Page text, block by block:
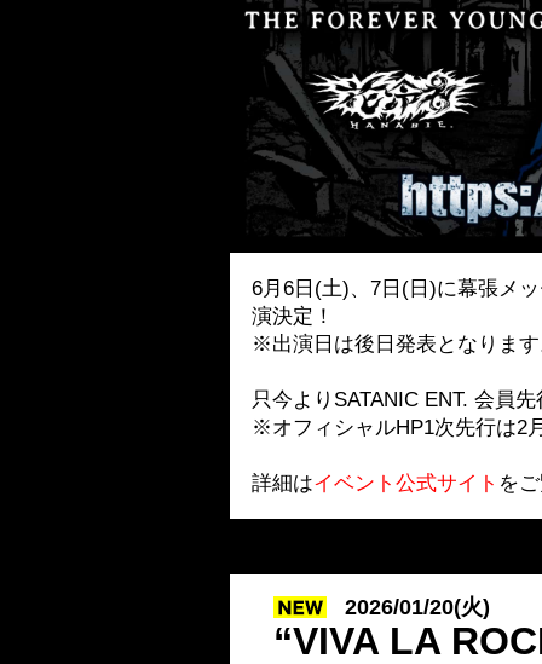
6月6日(土)、7日(日)に幕張メ
演決定！
※出演日は後日発表となりま
只今よりSATANIC ENT. 会員
※オフィシャルHP1次先行は2
詳細はイベント公式サイト を
2026/01/20(火)
“VIVA LA